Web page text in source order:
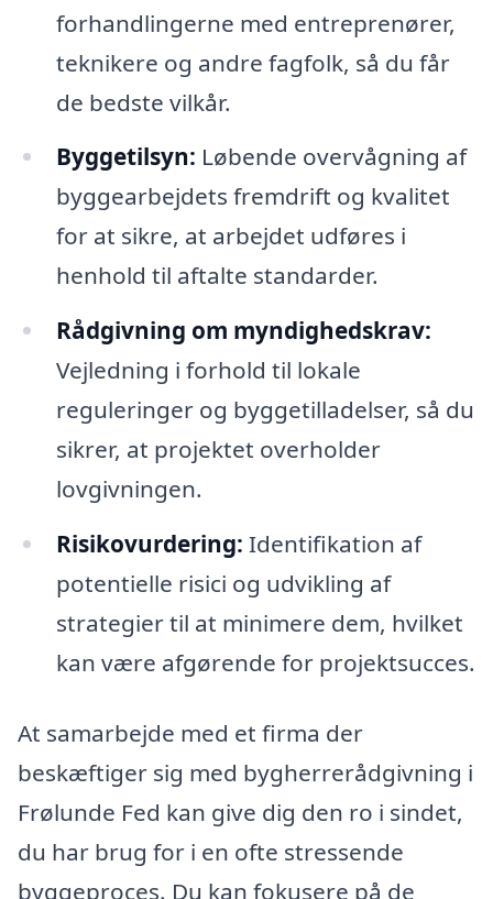
forhandlingerne med entreprenører,
teknikere og andre fagfolk, så du får
de bedste vilkår.
Byggetilsyn: Løbende overvågning af
byggearbejdets fremdrift og kvalitet
for at sikre, at arbejdet udføres i
henhold til aftalte standarder.
Rådgivning om myndighedskrav:
Vejledning i forhold til lokale
reguleringer og byggetilladelser, så du
sikrer, at projektet overholder
lovgivningen.
Risikovurdering: Identifikation af
potentielle risici og udvikling af
strategier til at minimere dem, hvilket
kan være afgørende for projektsucces.
At samarbejde med et firma der
beskæftiger sig med bygherrerådgivning i
Frølunde Fed kan give dig den ro i sindet,
du har brug for i en ofte stressende
byggeproces. Du kan fokusere på de